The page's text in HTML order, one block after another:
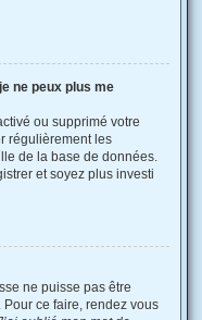
ne peux plus me
ou supprimé votre
régulièrement les
de la base de données.
et soyez plus investi
ne puisse pas être
ce faire, rendez vous